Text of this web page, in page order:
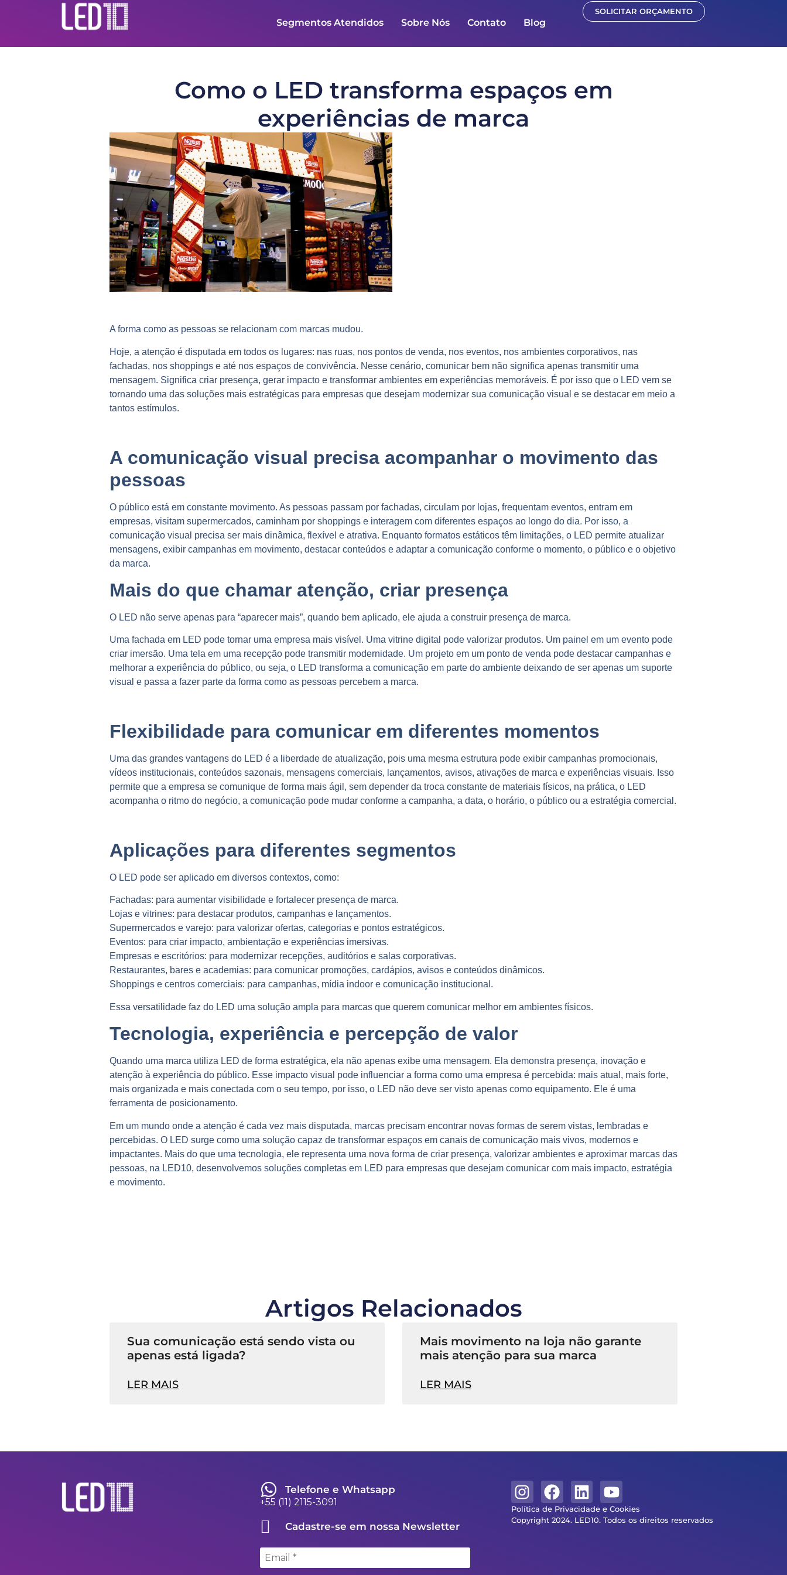
Segmentos Atendidos Sobre Nós Contato Blog
SOLICITAR ORÇAMENTO
Como o LED transforma espaços em
experiências de marca
A forma como as pessoas se relacionam com marcas mudou.
Hoje, a atenção é disputada em todos os lugares: nas ruas, nos pontos de venda, nos eventos, nos ambientes corporativos, nas
fachadas, nos shoppings e até nos espaços de convivência. Nesse cenário, comunicar bem não significa apenas transmitir uma
mensagem. Significa criar presença, gerar impacto e transformar ambientes em experiências memoráveis. É por isso que o LED vem se
tornando uma das soluções mais estratégicas para empresas que desejam modernizar sua comunicação visual e se destacar em meio a
tantos estímulos.
A comunicação visual precisa acompanhar o movimento das
pessoas
O público está em constante movimento. As pessoas passam por fachadas, circulam por lojas, frequentam eventos, entram em
empresas, visitam supermercados, caminham por shoppings e interagem com diferentes espaços ao longo do dia. Por isso, a
comunicação visual precisa ser mais dinâmica, flexível e atrativa. Enquanto formatos estáticos têm limitações, o LED permite atualizar
mensagens, exibir campanhas em movimento, destacar conteúdos e adaptar a comunicação conforme o momento, o público e o objetivo
da marca.
Mais do que chamar atenção, criar presença
O LED não serve apenas para “aparecer mais”, quando bem aplicado, ele ajuda a construir presença de marca.
Uma fachada em LED pode tornar uma empresa mais visível. Uma vitrine digital pode valorizar produtos. Um painel em um evento pode
criar imersão. Uma tela em uma recepção pode transmitir modernidade. Um projeto em um ponto de venda pode destacar campanhas e
melhorar a experiência do público, ou seja, o LED transforma a comunicação em parte do ambiente deixando de ser apenas um suporte
visual e passa a fazer parte da forma como as pessoas percebem a marca.
Flexibilidade para comunicar em diferentes momentos
Uma das grandes vantagens do LED é a liberdade de atualização, pois uma mesma estrutura pode exibir campanhas promocionais,
vídeos institucionais, conteúdos sazonais, mensagens comerciais, lançamentos, avisos, ativações de marca e experiências visuais. Isso
permite que a empresa se comunique de forma mais ágil, sem depender da troca constante de materiais físicos, na prática, o LED
acompanha o ritmo do negócio, a comunicação pode mudar conforme a campanha, a data, o horário, o público ou a estratégia comercial.
Aplicações para diferentes segmentos
O LED pode ser aplicado em diversos contextos, como:
Fachadas: para aumentar visibilidade e fortalecer presença de marca.
Lojas e vitrines: para destacar produtos, campanhas e lançamentos.
Supermercados e varejo: para valorizar ofertas, categorias e pontos estratégicos.
Eventos: para criar impacto, ambientação e experiências imersivas.
Empresas e escritórios: para modernizar recepções, auditórios e salas corporativas.
Restaurantes, bares e academias: para comunicar promoções, cardápios, avisos e conteúdos dinâmicos.
Shoppings e centros comerciais: para campanhas, mídia indoor e comunicação institucional.
Essa versatilidade faz do LED uma solução ampla para marcas que querem comunicar melhor em ambientes físicos.
Tecnologia, experiência e percepção de valor
Quando uma marca utiliza LED de forma estratégica, ela não apenas exibe uma mensagem. Ela demonstra presença, inovação e
atenção à experiência do público. Esse impacto visual pode influenciar a forma como uma empresa é percebida: mais atual, mais forte,
mais organizada e mais conectada com o seu tempo, por isso, o LED não deve ser visto apenas como equipamento. Ele é uma
ferramenta de posicionamento.
Em um mundo onde a atenção é cada vez mais disputada, marcas precisam encontrar novas formas de serem vistas, lembradas e
percebidas. O LED surge como uma solução capaz de transformar espaços em canais de comunicação mais vivos, modernos e
impactantes. Mais do que uma tecnologia, ele representa uma nova forma de criar presença, valorizar ambientes e aproximar marcas das
pessoas, na LED10, desenvolvemos soluções completas em LED para empresas que desejam comunicar com mais impacto, estratégia
e movimento.
Artigos Relacionados
Sua comunicação está sendo vista ou
apenas está ligada?
LER MAIS
Mais movimento na loja não garante
mais atenção para sua marca
LER MAIS
Telefone e Whatsapp
+55 (11) 2115-3091
Cadastre-se em nossa Newsletter
Política de Privacidade e Cookies
Copyright 2024. LED10. Todos os direitos reservados